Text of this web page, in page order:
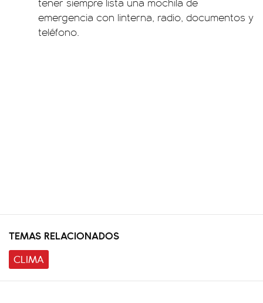
emergencia con linterna, radio, documentos y
teléfono.
TEMAS RELACIONADOS
CLIMA